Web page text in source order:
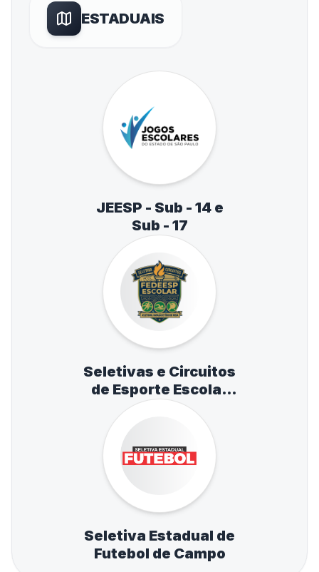
ESTADUAIS
JEESP - Sub - 14 e
Sub - 17
Seletivas e Circuitos
de Esporte Escolar
de Atletismo,
Natação e Tênis de
Mesa
Seletiva Estadual de
Futebol de Campo